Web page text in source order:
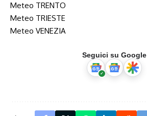
Meteo TRENTO
Meteo TRIESTE
Meteo VENEZIA
Seguici su Google